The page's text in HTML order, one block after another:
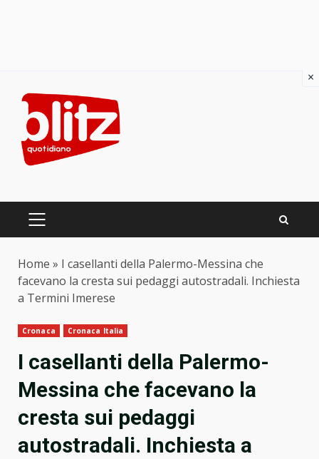
content
PRIMARY
Home » I casellanti della Palermo-Messina che
facevano la cresta sui pedaggi autostradali. Inchiesta
a Termini Imerese
Cronaca Cronaca Italia
I casellanti della Palermo-
Messina che facevano la
cresta sui pedaggi
autostradali. Inchiesta a
×